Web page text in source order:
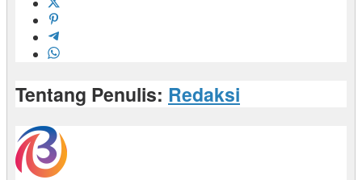
Tentang Penulis: Redaksi